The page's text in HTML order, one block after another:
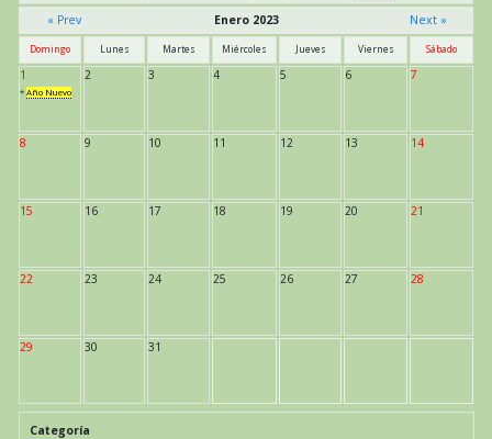
« Prev
Enero 2023 Next »
Domingo Lunes Martes Miércoles Jueves Viernes Sábado
1
* Año Nuevo
2 3 4 5 6 7
8 9 10 11 12 13 14
15 16 17 18 19 20 21
22 23 24 25 26 27 28
29 30 31
Categoría